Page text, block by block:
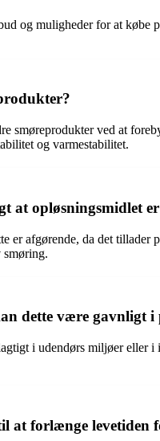
og muligheder for at
smøreprodukter ved at
og varmestabilitet.
at opløsningsmidlet
afgørende, da det tillader
smøring.
dette være gavnligt i
i udendørs miljøer eller
at forlænge levetiden